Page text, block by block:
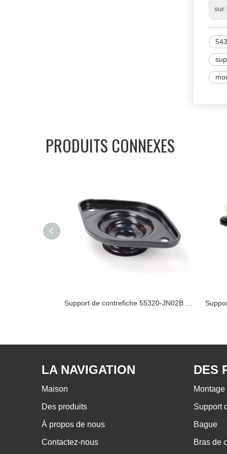
sur:
PRODUITS CONNEXES
LA NAVIGATION
Maison
Des produits
À propos de nous
Contactez-nous
DES
Support
Bague
Bras de